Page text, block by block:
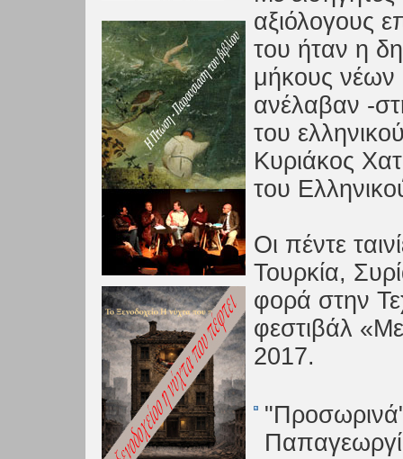
αξιόλογους
του ήταν η
μήκους νέων
ανέλαβαν -
του
Κυριάκος
του
Οι πέντε
Τουρκία,
φορά στην
φεστιβάλ
2017.